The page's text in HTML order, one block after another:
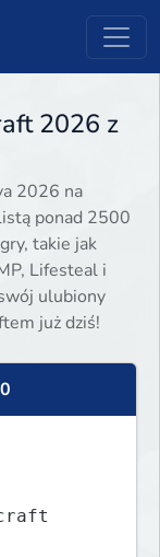
2026 z
2026 na
ponad 2500
takie jak
Lifesteal i
ulubiony
już dziś!